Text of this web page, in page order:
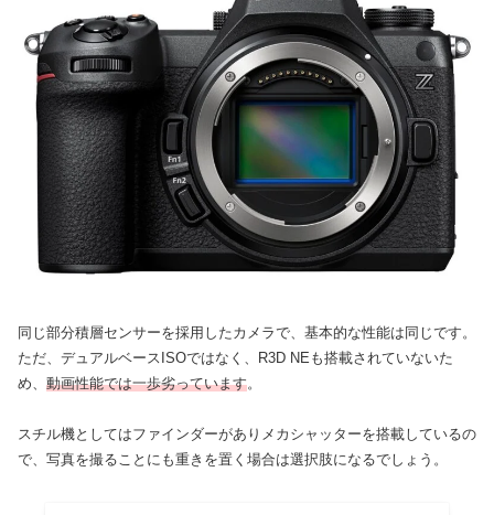
同じ部分積層センサーを採用したカメラで、基本的な性能は同じです。
ただ、デュアルベースISOではなく、R3D NEも搭載されていないた
め、 動画性能では一歩劣っています。
スチル機としてはファインダーがありメカシャッターを搭載しているの
で、写真を撮ることにも重きを置く場合は選択肢になるでしょう。